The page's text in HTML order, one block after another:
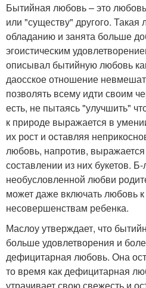
Бытийная любовь – это
или "существу" другого. Такая
обладанию и занята больше
эгоистическим
описывал бытийную любовь
даосское отношение
позволять всему идти своим
есть, не пытаясь "улучшить"
к природе выражается в
их рост и оставляя
любовь, напротив,
составлении из них букетов.
необусловленной любви
может даже включать любовь
несовершенствам ребенка.
Маслоу утверждает, что
больше удовлетворения и
дефицитарная любовь. Она
то время как дефицитарная